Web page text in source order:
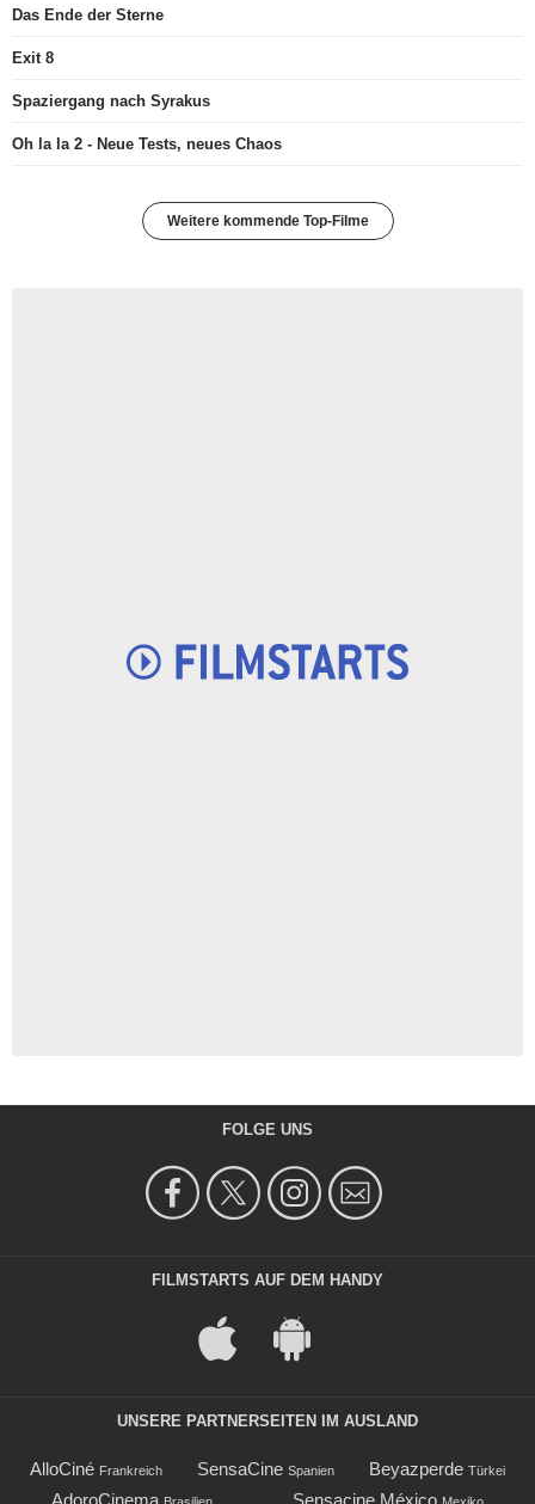
Das Ende der Sterne
Exit 8
Spaziergang nach Syrakus
Oh la la 2 - Neue Tests, neues Chaos
Weitere kommende Top-Filme
FOLGE UNS
FILMSTARTS AUF DEM HANDY
UNSERE PARTNERSEITEN IM AUSLAND
AlloCiné Frankreich SensaCine Spanien Beyazperde Türkei
AdoroCinema Sensacine México